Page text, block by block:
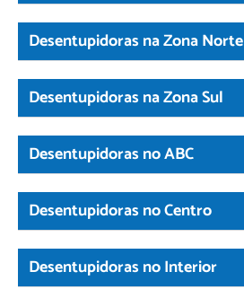
Desentupidoras na Zona Norte
Desentupidoras na Zona Sul
Desentupidoras no ABC
Desentupidoras no Centro
Desentupidoras no Interior